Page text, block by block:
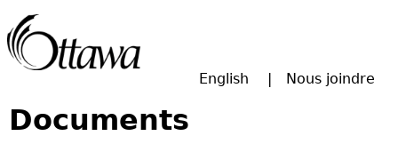
English Nous joindre
Documents